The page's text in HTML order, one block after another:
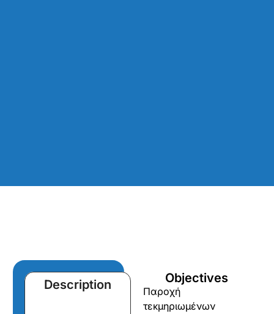
Description Objectives
Παροχή
τεκμηριωμένων